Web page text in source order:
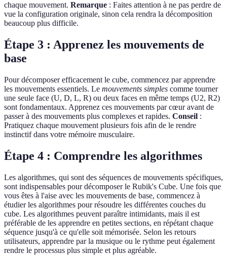
chaque mouvement. Remarque : Faites attention à ne pas perdre de
vue la configuration originale, sinon cela rendra la décomposition
beaucoup plus difficile.
Étape 3 : Apprenez les mouvements de
base
Pour décomposer efficacement le cube, commencez par apprendre
les mouvements essentiels. Le mouvements simples comme tourner
une seule face (U, D, L, R) ou deux faces en même temps (U2, R2)
sont fondamentaux. Apprenez ces mouvements par cœur avant de
passer à des mouvements plus complexes et rapides. Conseil :
Pratiquez chaque mouvement plusieurs fois afin de le rendre
instinctif dans votre mémoire musculaire.
Étape 4 : Comprendre les algorithmes
Les algorithmes, qui sont des séquences de mouvements spécifiques,
sont indispensables pour décomposer le Rubik's Cube. Une fois que
vous êtes à l'aise avec les mouvements de base, commencez à
étudier les algorithmes pour résoudre les différentes couches du
cube. Les algorithmes peuvent paraître intimidants, mais il est
préférable de les apprendre en petites sections, en répétant chaque
séquence jusqu'à ce qu'elle soit mémorisée. Selon les retours
utilisateurs, apprendre par la musique ou le rythme peut également
rendre le processus plus simple et plus agréable.